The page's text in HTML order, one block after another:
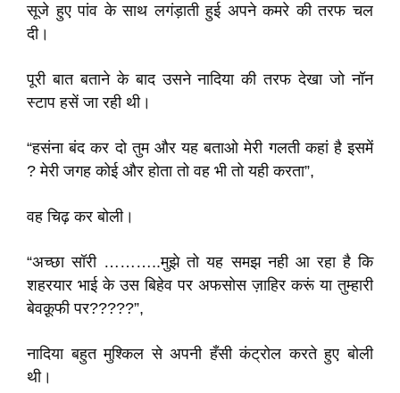
सूजे हुए पांव के साथ लगंड़ाती हुई अपने कमरे की तरफ चल
दी।
पूरी बात बताने के बाद उसने नादिया की तरफ देखा जो नॉन
स्टाप हसें जा रही थी।
“हसंना बंद कर दो तुम और यह बताओ मेरी गलती कहां है इसमें
? मेरी जगह कोई और होता तो वह भी तो यही करता”,
वह चिढ़ कर बोली।
“अच्छा सॉरी ………..मुझे तो यह समझ नही आ रहा है कि
शहरयार भाई के उस बिहेव पर अफसोस ज़ाहिर करूं या तुम्हारी
बेवक़ूफी पर?????”,
नादिया बहुत मुश्किल से अपनी हँसी कंट्रोल करते हुए बोली
थी।